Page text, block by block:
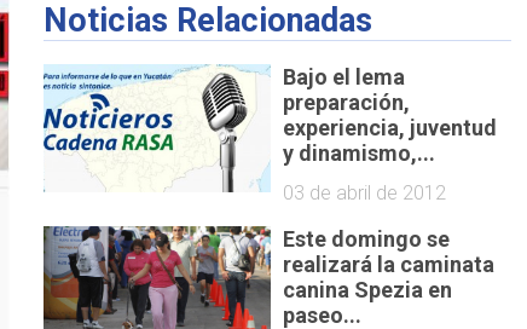
Noticias Relacionadas
Bajo el lema
preparación,
experiencia, juventud
y dinamismo,...
03 de abril de 2012
Este domingo se
realizará la caminata
canina Spezia en
paseo...